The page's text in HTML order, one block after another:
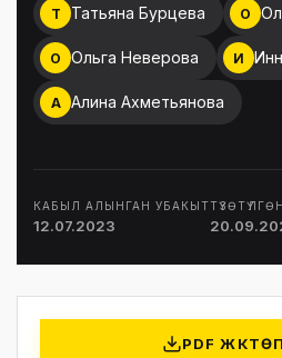
Т Татьяна Бурцева О
О Ольга Неверова И
А Алина Ахметьянова
КАБЫЛ АЛЫНГАН УБАКЫТ
12.07.2023
ТҮЗӨТҮЛГӨН
PDF